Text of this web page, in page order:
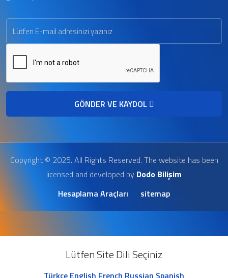
GÖNDER VE KAYDOL
Copyright © 2025. All Rights Reserved. The website has been
licensed and developed by Dodo Bilişim
Hesaplama Araçları
sitemap
Lütfen Site Dili Seçiniz
Türkçe English French Russian Spanish